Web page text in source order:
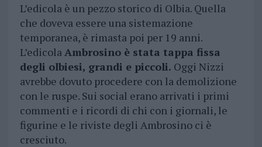
L’edicola è un pezzo storico di Olbia. Quella
che doveva essere una sistemazione
temporanea, è rimasta poi per 19 anni.
L’edicolaAmbrosino è stata tappa fissa
degli olbiesi, grandi e piccoli. Oggi Nizzi
avrebbe dovuto procedere con la demolizione
con le ruspe. Sui social erano arrivati i primi
commenti e i ricordi di chi con i giornali, le
figurine e le riviste degli Ambrosino ci è
cresciuto.